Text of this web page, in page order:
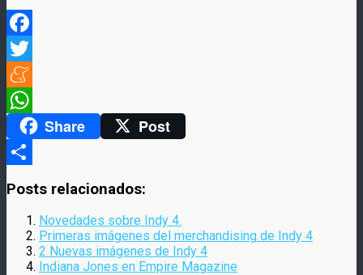
Facebook
Twitter
Meneame
WhatsAppShare Post
Posts relacionados:
Novedades sobre Indy 4.
Primeras imágenes del merchandising de Indy 4
2 Nuevas imágenes de Indy 4
Indiana Jones en Empire Magazine